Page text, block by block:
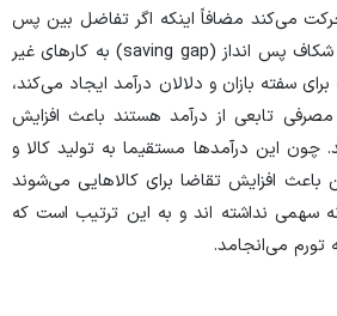
می‌کند مضافاً اینکه اگر تفاضل بین پس
انداز و سرمایه گذاری یعنی شکاف پس انداز (saving gap) به کار‌های غیر
سفته بازان و دلالان درآمد ایجاد می‌کند،
تابعی از درآمد هستند باعث افزایش
این درآمد‌ها مستقیما به تولید کالا و
باعث افزایش تقاضا برای کالا‌هایی می‌شوند
سهمی نداشته اند و به این ترتیب است که
تورم می‌انجامد.